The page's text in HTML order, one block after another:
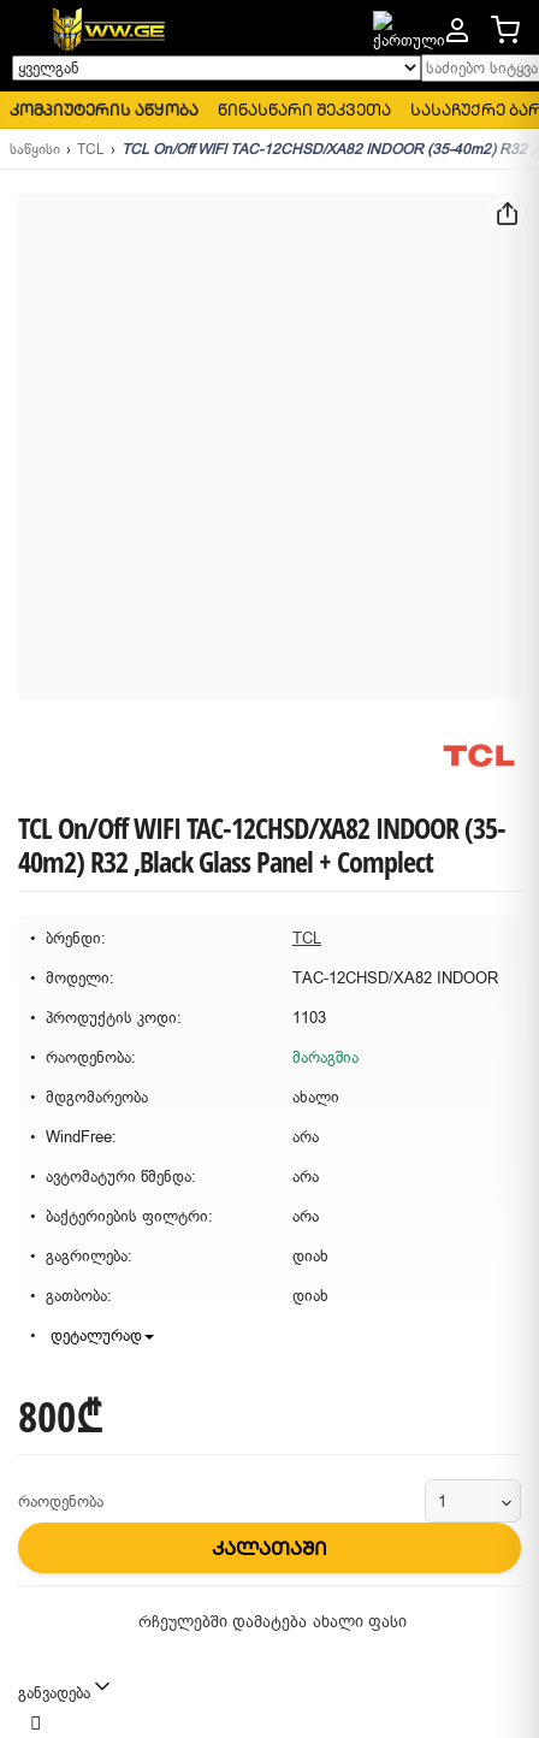
ყველგან საძიებო
კომპიუტერის აწყობა წინასწარი შეკვეთა სასაჩუქრე
საწყისი TCL TCL On/Off WIFI TAC-12CHSD/XA82 INDOOR (35-40m2) R32
TCL On/Off WIFI TAC-12CHSD/XA82 INDOOR (35-
40m2) R32 ,Black Glass Panel + Complect
ბრენდი:
TCL
მოდელი:
TAC-12CHSD/XA82 INDOOR
პროდუქტის კოდი:
1103
რაოდენობა:
მარაგშია
მდგომარეობა
ახალი
WindFree:
არა
ავტომატური წმენდა:
არა
ბაქტერიების ფილტრი:
არა
გაგრილება:
დიახ
გათბობა:
დიახ
დეტალურად
800₾
რაოდენობა
კალათაში
რჩეულებში დამატება ახალი ფასი
განვადება